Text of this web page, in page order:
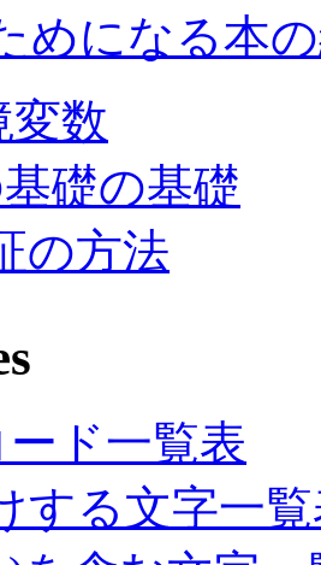
めになる本
変数
礎の基礎
の方法
ド一覧表
する文字一